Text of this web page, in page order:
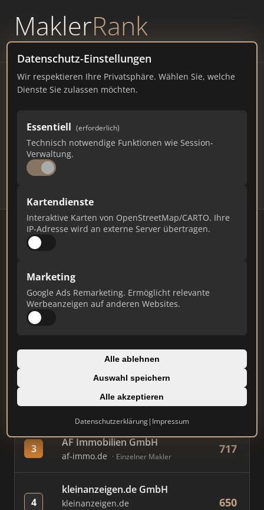
MaklerRank
powered byWAVEPOINT
Datenschutz-Einstellungen
Wir respektieren Ihre Privatsphäre. Wählen Sie, welche
Dienste Sie zulassen möchten.
Essentiell (erforderlich)
Technisch notwendige Funktionen wie Session-
Verwaltung.
Kartendienste
Interaktive Karten von OpenStreetMap/CARTO. Ihre
IP-Adresse wird an externe Server übertragen.
Marketing
Google Ads Remarketing. Ermöglicht relevante
Werbeanzeigen auf anderen Websites.
Alle ablehnen
Auswahl speichern
Alle akzeptieren
Datenschutzerklärung| Impressum
Immobilienmakler Neheim
– Ranking Juli 2026
NORDRHEIN-WESTFALEN23.216 EINWOHNER
71 609
# MAKLER / FIRMA
1 immobilienscout24.de
Immobilienplattform
796
AVIV Germany GmbH
immowelt.de Immobilienplattform
3 AF Immobilien GmbH
af-immo.de Einzelner Makler
717
4
kleinanzeigen.de GmbH
kleinanzeigen.de 650